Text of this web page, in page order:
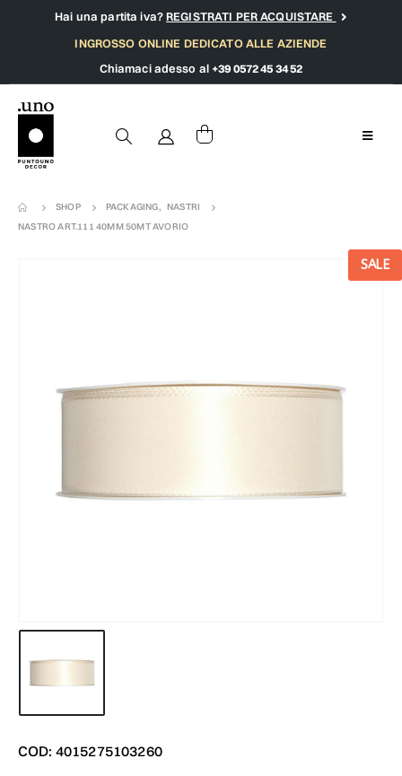
Hai una partita iva?REGISTRATI PER ACQUISTARE
INGROSSO ONLINE DEDICATO ALLE AZIENDE
Chiamaci adesso al +39 0572 45 34 52
SHOP PACKAGING, NASTRI
NASTRO ART.111 40MM 50MT AVORIO
SALE
COD: 4015275103260